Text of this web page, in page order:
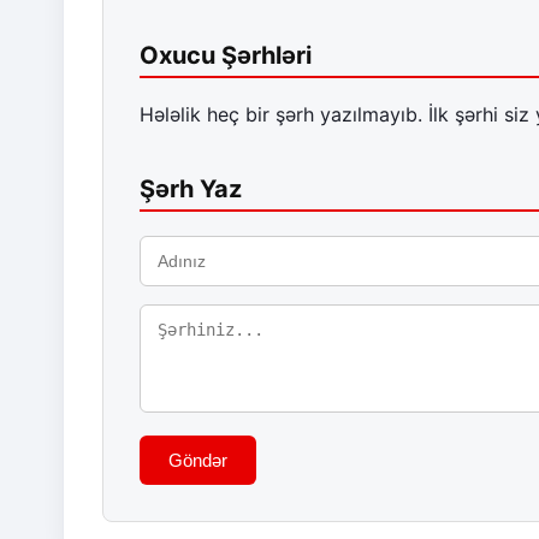
Oxucu Şərhləri
Hələlik heç bir şərh yazılmayıb. İlk şərhi siz
Şərh Yaz
Göndər